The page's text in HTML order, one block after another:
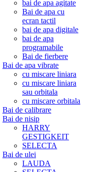
bai de apa agitate
Bai de apa cu
ecran tactil
bai de apa digitale
bai de apa
programabile
Bai de fierbere
Bai de apa vibrate
cu miscare liniara
cu miscare liniara
sau orbitala
cu miscare orbitala
Bai de calibrare
Bai de nisip
HARRY
GESTIGKEIT
SELECTA
Bai de ulei
LAUDA